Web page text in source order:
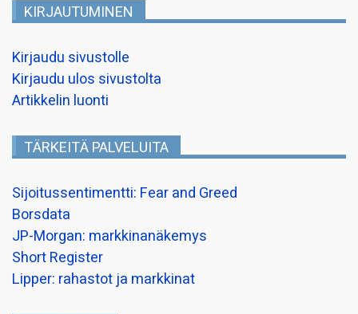
KIRJAUTUMINEN
Kirjaudu sivustolle
Kirjaudu ulos sivustolta
Artikkelin luonti
TÄRKEITÄ PALVELUITA
Sijoitussentimentti: Fear and Greed
Borsdata
JP-Morgan: markkinanäkemys
Short Register
Lipper: rahastot ja markkinat